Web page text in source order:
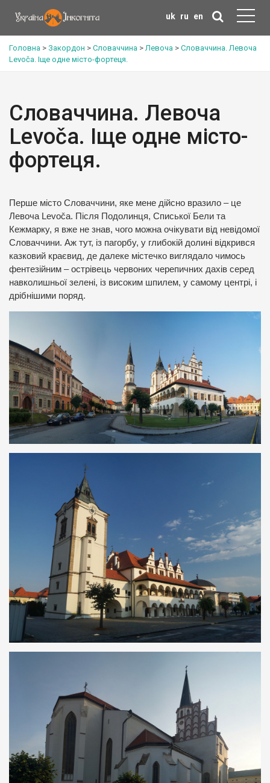
uk ru en
Головна > Закордон > Словаччина >Левоча > Словаччина. Левоча
Levoča. Іще одне місто-фортеця.
Словаччина. Левоча
Levoča. Іще одне місто-
фортеця.
Перше місто Словаччини, яке мене дійсно вразило – це
Левоча Levoča. Після Подолинця, Списької Бели та
Кежмарку, я вже не знав, чого можна очікувати від невідомої
Словаччини. Аж тут, із пагорбу, у глибокій долині відкрився
казковий краєвид, де далеке містечко виглядало чимось
фентезійним – острівець червоних черепичних дахів серед
навколишньої зелені, із високим шпилем, у самому центрі, і
дрібнішими поряд.